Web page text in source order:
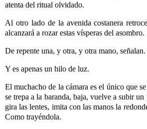
atenta del ritual olvidado.
Al otro lado de la avenida costanera
alcanzará a rozar estas vísperas del asombro.
De repente una, y otra, y otra mano,
Y es apenas un hilo de luz.
El muchacho de la cámara es el único que
se trepa a la baranda, baja, vuelve a subir
gira las lentes, imita con las manos la
Como trayéndola.